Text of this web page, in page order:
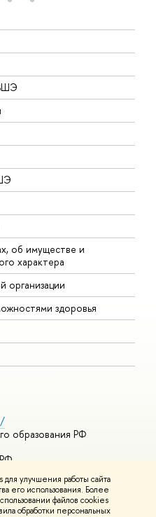
улучшения работы сайта
его использования. Более
файлов cookies
обработки персональных
об имуществе и
характера
организации
здоровья
образования РФ